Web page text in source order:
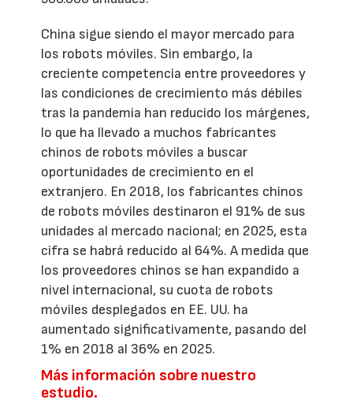
China sigue siendo el mayor mercado para
los robots móviles. Sin embargo, la
creciente competencia entre proveedores y
las condiciones de crecimiento más débiles
tras la pandemia han reducido los márgenes,
lo que ha llevado a muchos fabricantes
chinos de robots móviles a buscar
oportunidades de crecimiento en el
extranjero. En 2018, los fabricantes chinos
de robots móviles destinaron el 91% de sus
unidades al mercado nacional; en 2025, esta
cifra se habrá reducido al 64%. A medida que
los proveedores chinos se han expandido a
nivel internacional, su cuota de robots
móviles desplegados en EE. UU. ha
aumentado significativamente, pasando del
1% en 2018 al 36% en 2025.
Más información sobre nuestro
estudio.